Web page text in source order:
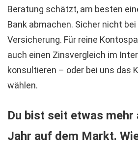
Beratung schätzt, am besten
Bank abmachen. Sicher nicht bei
Versicherung. Für reine
auch einen Zinsvergleich im
konsultieren – oder bei uns das
wählen.
Du bist seit etwas mehr
Jahr auf dem Markt.